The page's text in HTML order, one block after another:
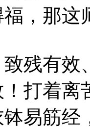
，那这
有效
打着
易筋经